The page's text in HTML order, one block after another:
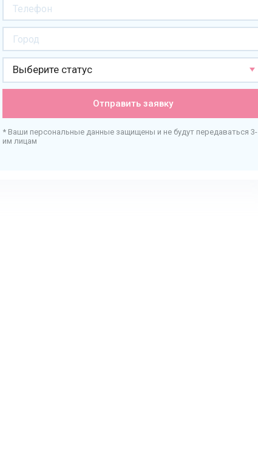
Выберите статус
Отправить заявку
* Ваши персональные данные защищены и не будут передаваться 3-
им лицам